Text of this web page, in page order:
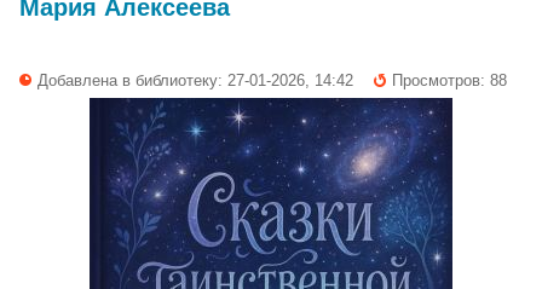
Мария Алексеева
Добавлена в библиотеку: 27-01-2026, 14:42 Просмотров: 88